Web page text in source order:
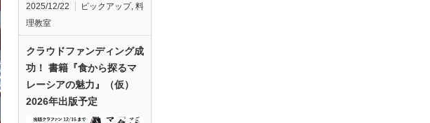
2025/12/22 ピックアップ, 料
理教室
クラウドファンディング成
功！ 書籍『食から探るマ
レーシアの魅力』（仮）
2026年出版予定